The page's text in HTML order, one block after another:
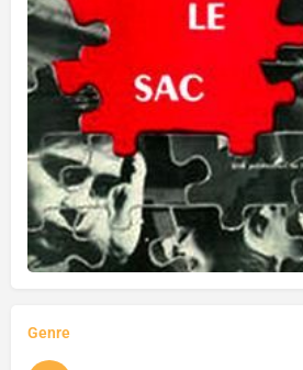
Genre